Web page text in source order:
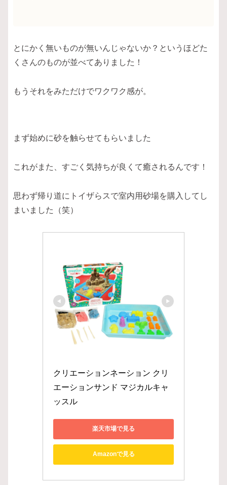
とにかく無いものが無いんじゃないか？というほどた
くさんのものが並べてありました！
もうそれをみただけでワクワク感が。
まず始めに砂を触らせてもらいました
これがまた、すごく気持ちが良くて癒されるんです！
思わず帰り道にトイザらスで室内用砂場を購入してし
まいました（笑）
クリエーションネーション クリ
エーションサンド マジカルキャ
ッスル
楽天市場で見る
Amazonで見る